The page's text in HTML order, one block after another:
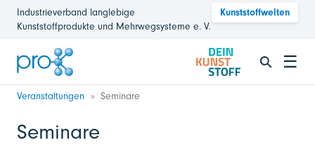
Industrieverband langlebige
Kunststoffprodukte und Mehrwegsysteme e. V.
Kunststoffwelten
☰
Veranstaltungen Seminare
Seminare